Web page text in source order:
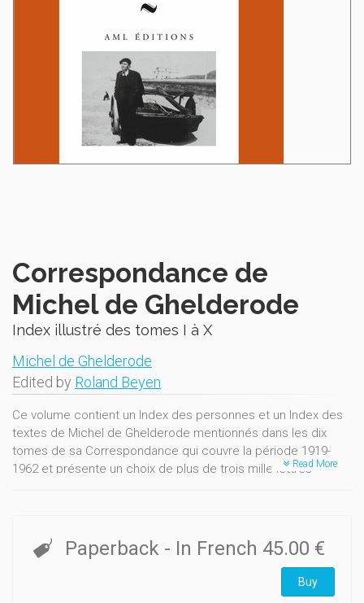
Correspondance de
Michel de Ghelderode
Index illustré des tomes I à X
Michel de Ghelderode
Edited by Roland Beyen
Ce volume contient un Index des personnes et un Index des
textes de Michel de Ghelderode mentionnés dans les dix
tomes de sa Correspondance qui couvre la période 1919-
1962 et présente un choix de plus de trois mille lettres
Ghelderode publiées dans les dix tomes. Elles sont
présentées dans l'ordre chronologique pour révéler la
diversité de l’écriture et des mises en pages de l’épistolier.
Le lecteur découvre ainsi le plaisir qu’éprouvait Ghelderode à
Read More
Paperback - In French 45.00 €
Buy